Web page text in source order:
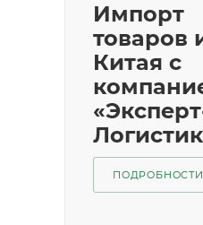
Импорт
товаров
Китая с
ПОДРОБНОСТИ